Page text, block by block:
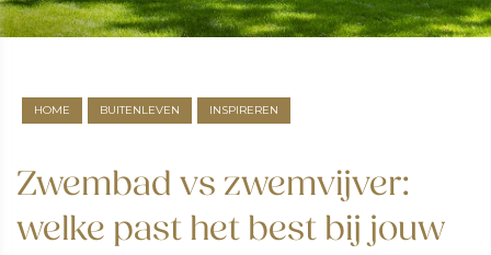
HOME BUITENLEVEN INSPIREREN
Zwembad vs zwemvijver:
welke past het best bij jouw